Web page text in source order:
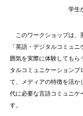
学生
このワークショップは、
「英語・デジタルコミュ
囲気を実際に体験してもら
タルコミュニケーションプ
て、メディアの特徴を活か
代に必要な言語コミュニケ
す。